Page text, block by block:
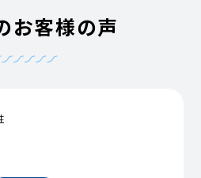
お客様の声